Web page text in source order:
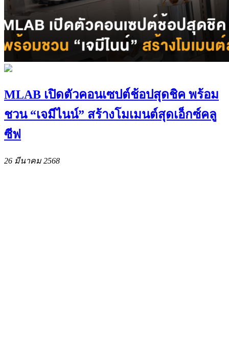
MLAB เปิดตัวคอนเซปต์ช้อปสุดชิค พร้อม
ชวน “เจมีไนน์” สร้างโมเมนต์สุดเอ็กซ์คลู
ซีฟ
26 มีนาคม 2568